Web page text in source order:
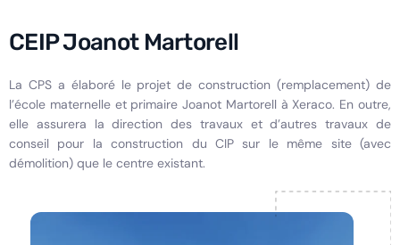
CEIP Joanot Martorell
La CPS a élaboré le projet de construction (remplacement) de
l’école maternelle et primaire Joanot Martorell à Xeraco. En outre,
elle assurera la direction des travaux et d’autres travaux de
conseil pour la construction du CIP sur le même site (avec
démolition) que le centre existant.
Projets
Nouvelles
Travailler chez CPS